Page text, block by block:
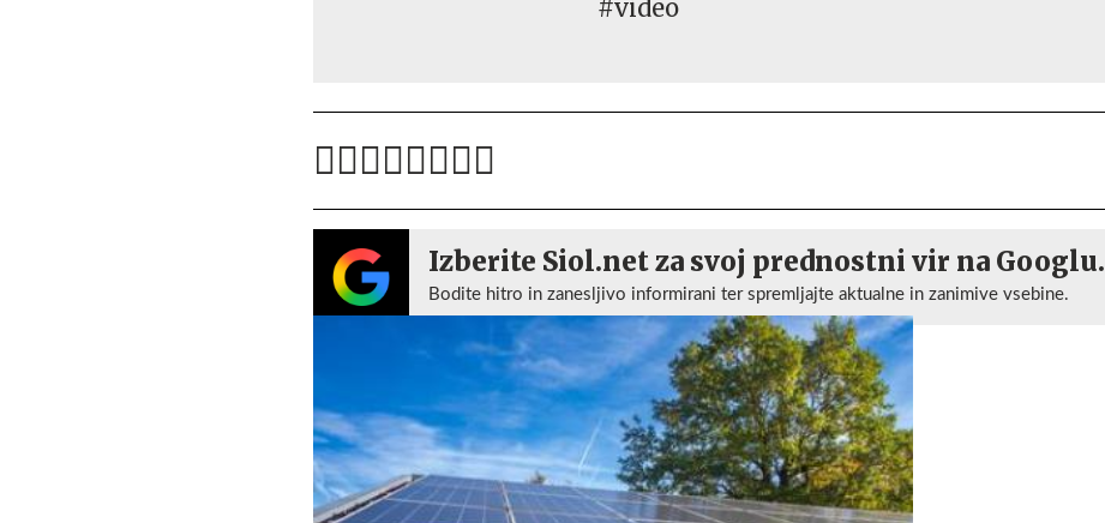
#video
Izberite Siol.net za svoj prednostni vir na Googlu.
Bodite hitro in zanesljivo informirani ter spremljajte aktualne in zanimive vsebine.